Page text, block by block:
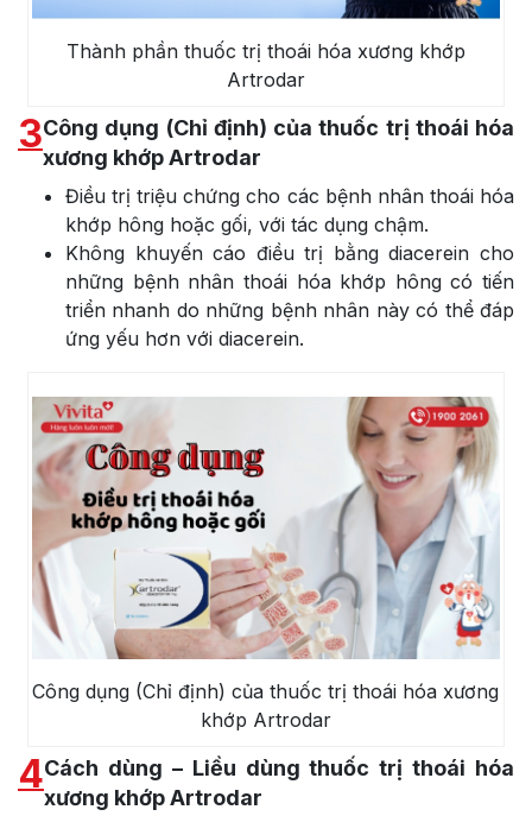
Thành phần thuốc trị thoái hóa xương khớp
Artrodar
3Công dụng (Chỉ định) của thuốc trị thoái hóa
xương khớp Artrodar
Điều trị triệu chứng cho các bệnh nhân thoái hóa
khớp hông hoặc gối, với tác dụng chậm.
Không khuyến cáo điều trị bằng diacerein cho
những bệnh nhân thoái hóa khớp hông có tiến
triển nhanh do những bệnh nhân này có thể đáp
ứng yếu hơn với diacerein.
Công dụng (Chỉ định) của thuốc trị thoái hóa xương
khớp Artrodar
4Cách dùng – Liều dùng thuốc trị thoái hóa
xương khớp Artrodar